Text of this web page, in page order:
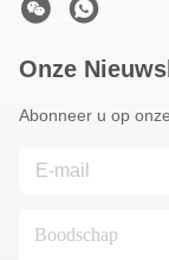
Onze
Abonneer u op